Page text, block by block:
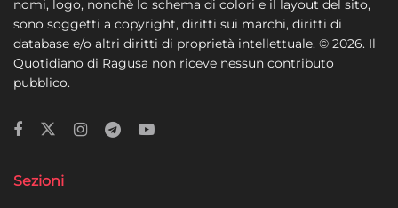
nomi, logo, nonchè lo schema di colori e il layout del sito,
sono soggetti a copyright, diritti sui marchi, diritti di
database e/o altri diritti di proprietà intellettuale. © 2026. Il
Quotidiano di Ragusa non riceve nessun contributo
pubblico.
Sezioni